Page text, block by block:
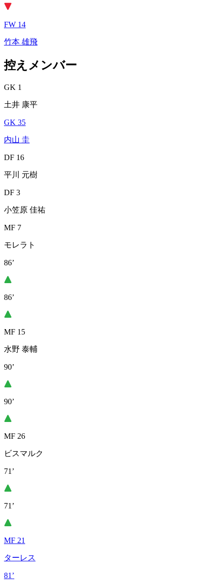
FW 14
竹本 雄飛
控えメンバー
GK 1
土井 康平
GK 35
内山 圭
DF 16
平川 元樹
DF 3
小笠原 佳祐
MF 7
モレラト
86’
86’
MF 15
水野 泰輔
90’
90’
MF 26
ビスマルク
71’
71’
MF 21
ターレス
81’